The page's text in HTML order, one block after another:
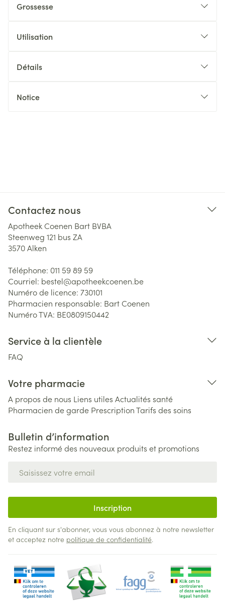
Grossesse
Utilisation
Détails
Notice
Contactez nous
Apotheek Coenen Bart BVBA
Steenweg 121 bus ZA
3570Alken
Téléphone: 011 59 89 59
Courriel: bestel@apotheekcoenen.be
Numéro de licence: 730101
Pharmacien responsable: Bart Coenen
Numéro TVA: BE0809150442
Service à la clientèle
FAQ
Votre pharmacie
A propos de nous Liens utiles Actualités santé
Pharmacien de garde PrescriptionTarifs des soins
Bulletin d’information
Restez informé des nouveaux produits et promotions
Inscription
En cliquant sur s'abonner, vous vous abonnez à notre newsletter
et acceptez notre politique de confidentialité.